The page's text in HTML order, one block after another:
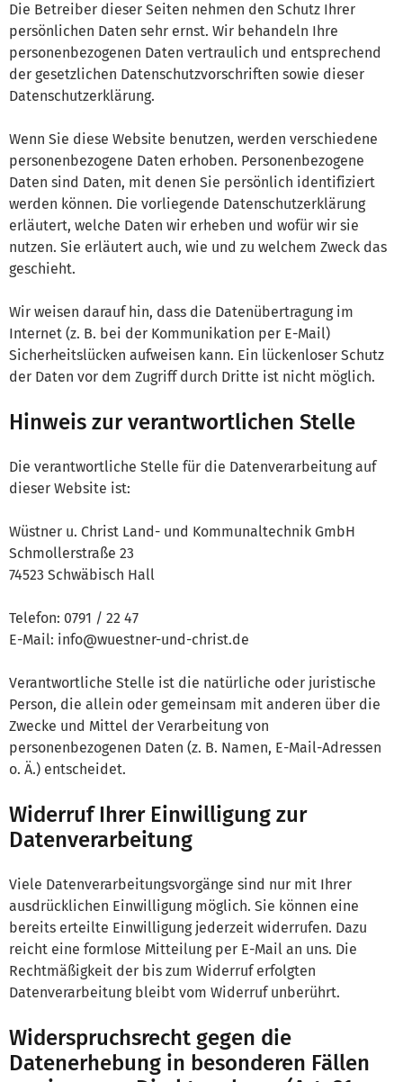
Die Betreiber dieser Seiten nehmen den Schutz Ihrer
persönlichen Daten sehr ernst. Wir behandeln Ihre
personenbezogenen Daten vertraulich und entsprechend
der gesetzlichen Datenschutzvorschriften sowie dieser
Datenschutzerklärung.
Wenn Sie diese Website benutzen, werden verschiedene
personenbezogene Daten erhoben. Personenbezogene
Daten sind Daten, mit denen Sie persönlich identifiziert
werden können. Die vorliegende Datenschutzerklärung
erläutert, welche Daten wir erheben und wofür wir sie
nutzen. Sie erläutert auch, wie und zu welchem Zweck das
geschieht.
Wir weisen darauf hin, dass die Datenübertragung im
Internet (z. B. bei der Kommunikation per E-Mail)
Sicherheitslücken aufweisen kann. Ein lückenloser Schutz
der Daten vor dem Zugriff durch Dritte ist nicht möglich.
Hinweis zur verantwortlichen Stelle
Die verantwortliche Stelle für die Datenverarbeitung auf
dieser Website ist:
Wüstner u. Christ Land- und Kommunaltechnik GmbH
Schmollerstraße 23
74523 Schwäbisch Hall
Telefon: 0791 / 22 47
E-Mail: info@wuestner-und-christ.de
Verantwortliche Stelle ist die natürliche oder juristische
Person, die allein oder gemeinsam mit anderen über die
Zwecke und Mittel der Verarbeitung von
personenbezogenen Daten (z. B. Namen, E-Mail-Adressen
o. Ä.) entscheidet.
Widerruf Ihrer Einwilligung zur
Datenverarbeitung
Viele Datenverarbeitungsvorgänge sind nur mit Ihrer
ausdrücklichen Einwilligung möglich. Sie können eine
bereits erteilte Einwilligung jederzeit widerrufen. Dazu
reicht eine formlose Mitteilung per E-Mail an uns. Die
Rechtmäßigkeit der bis zum Widerruf erfolgten
Datenverarbeitung bleibt vom Widerruf unberührt.
Widerspruchsrecht gegen die
Datenerhebung in besonderen Fällen